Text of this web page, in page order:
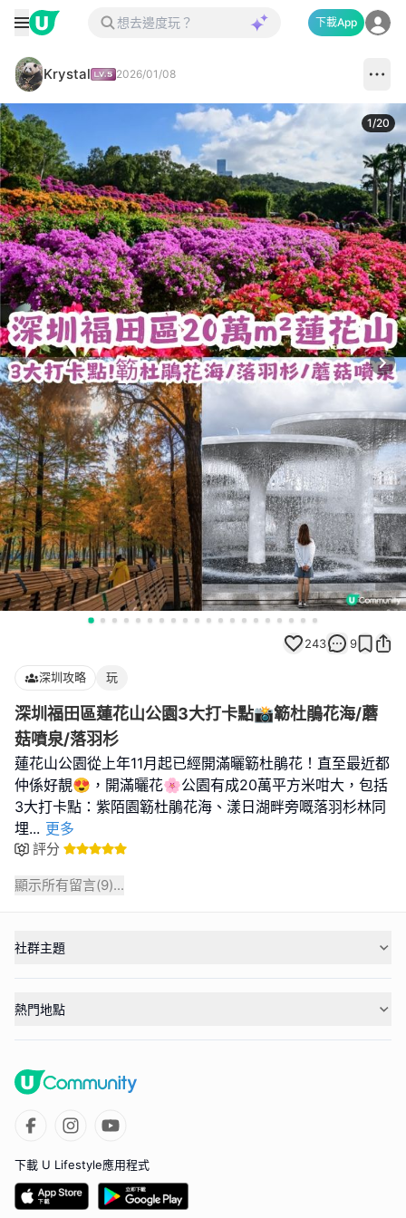
下載App
Krystal 2026/01/08
1/20
243 9
深圳攻略 玩
深圳福田區蓮花山公園3大打卡點📸簕杜鵑花海/蘑
菇噴泉/落羽杉
蓮花山公園從上年11月起已經開滿曬簕杜鵑花！直至最近都
仲係好靚😍，開滿曬花🌸公園有成20萬平方米咁大，包括
3大打卡點：紫陌園簕杜鵑花海、漾日湖畔旁嘅落羽杉林同
埋... 更多
評分
顯示所有留言(9)...
社群主題
熱門地點
下載 U Lifestyle應用程式